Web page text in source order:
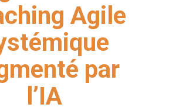
Agile
par
l’IA